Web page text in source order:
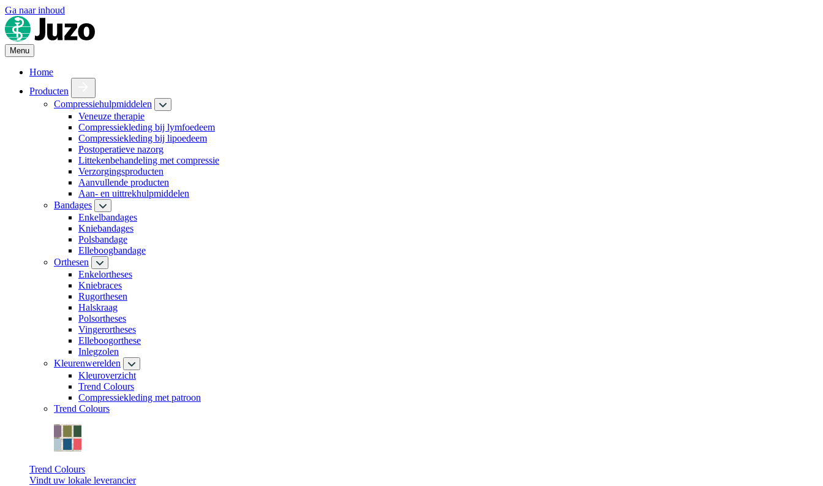
Ga naar inhoud
Menu
Home
Producten
Compressiehulpmiddelen
Veneuze therapie
Compressiekleding bij lymfoedeem
Compressiekleding bij lipoedeem
Postoperatieve nazorg
Littekenbehandeling met compressie
Verzorgingsproducten
Aanvullende producten
Aan- en uittrekhulpmiddelen
Bandages
Enkelbandages
Kniebandages
Polsbandage
Elleboogbandage
Orthesen
Enkelortheses
Kniebraces
Rugorthesen
Halskraag
Polsortheses
Vingerortheses
Elleboogorthese
Inlegzolen
Kleurenwerelden
Kleuroverzicht
Trend Colours
Compressiekleding met patroon
Trend Colours
Trend Colours
Vindt uw lokale leverancier